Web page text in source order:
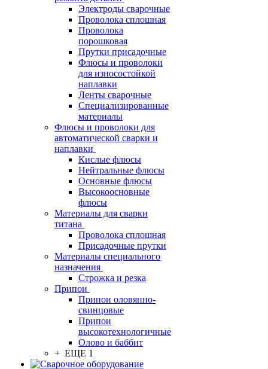
Электроды сварочные
Проволока сплошная
Проволока
порошковая
Прутки присадочные
Флюсы и проволоки
для износостойкой
наплавки
Ленты сварочные
Специализированные
материалы
Флюсы и проволоки для
автоматической сварки и
наплавки
Кислые флюсы
Нейтральные флюсы
Основные флюсы
Высокоосновные
флюсы
Материалы для сварки
титана
Проволока сплошная
Присадочные прутки
Материалы специального
назначения
Строжка и резка
Припои
Припои оловянно-
свинцовые
Припои
высокотехнологичные
Олово и баббит
+ ЕЩЕ 1